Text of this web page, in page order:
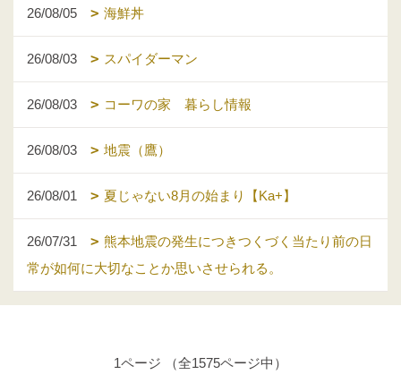
26/08/05 海鮮丼
26/08/03 スパイダーマン
26/08/03 コーワの家 暮らし情報
26/08/03 地震（鷹）
26/08/01 夏じゃない8月の始まり【Ka+】
26/07/31
熊本地震の発生につきつくづく当たり前の日
常が如何に大切なことか思いさせられる。
1ページ （全1575ページ中）